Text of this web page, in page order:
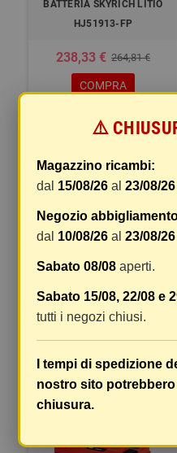
BATTERIA SKYRICH LITIO
HJ51913-FP
238,33 € 264,81 €
COMPRA
HJTX20CH-FP
COMPRA
-15%
⚠️
Magazzino ricambi:
dal 15/08/26 al23/08/26
Negozio
dal 10/08/26 al23/08/26
Sabato 08/08 aperti.
Sabato 15/08, 22/08 e
tutti i negozi chiusi.
I tempi di spedizione
nostro sito
chiusura.